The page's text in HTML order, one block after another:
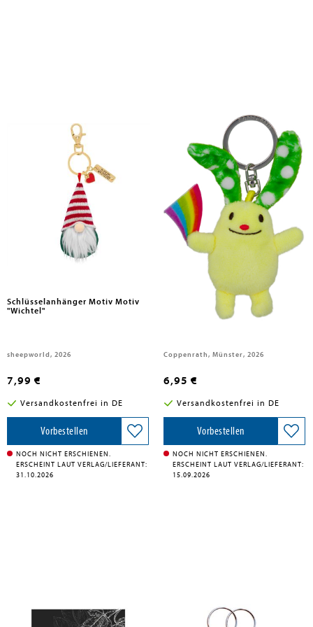
Schlüsselanhänger Motiv Motiv
"Wichtel"
sheepworld, 2026
7,99 €
Versandkostenfrei in DE
Vorbestellen
NOCH NICHT ERSCHIENEN.
ERSCHEINT LAUT VERLAG/LIEFERANT:
31.10.2026
Schlüsselanhänger: Die kleine
Coppenrath, Münster, 2026
6,95 €
Versandkostenfrei in DE
Vorbestellen
NOCH NICHT ERSCHIENEN.
ERSCHEINT LAUT VERLAG/LIEFERANT:
15.09.2026